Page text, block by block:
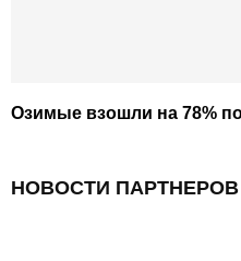
Озимые взошли на 78%
НОВОСТИ ПАРТНЕРОВ